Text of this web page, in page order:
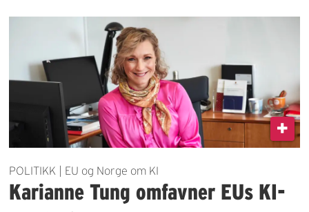
POLITIKK | EU og Norge om KI
Karianne Tung omfavner EUs KI-